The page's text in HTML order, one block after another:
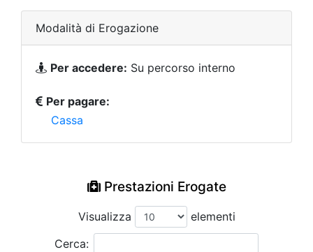
Modalità di Erogazione
Per accedere: Su percorso interno
Per pagare:
Cassa
Prestazioni Erogate
Visualizza
elementi
Cerca: